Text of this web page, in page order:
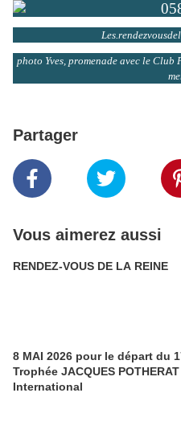
photo Yves, promenade avec le Club
Partager
Vous aimerez aussi
RENDEZ-VOUS DE LA REINE
8 MAI 2026 pour le départ du
Trophée JACQUES POTHERAT
International